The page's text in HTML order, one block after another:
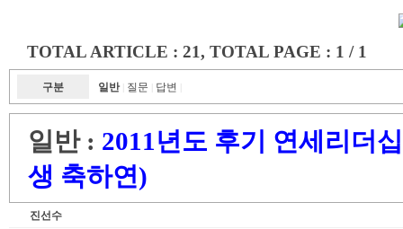
TOTAL ARTICLE : 21, TOTAL PAGE : 1 / 1
구분 일반 질문 답변
일반 : 2011년도 후기 연세리더
생 축하연)
진선수